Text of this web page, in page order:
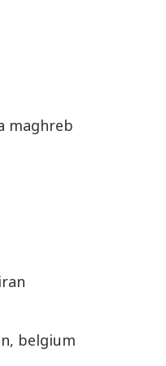
maghreb
belgium